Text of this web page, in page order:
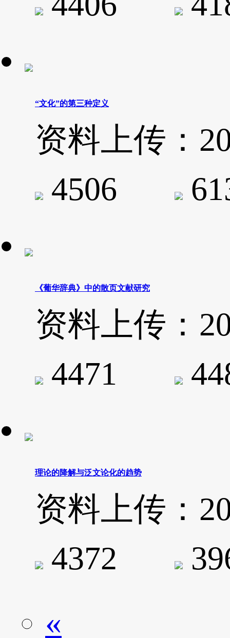
“文化”的第三种定义
资料上传：
4506
《葡华辞典》中的散页文献研究
资料上传：
4471
理论的降解与泛文论化的趋势
资料上传：
4372
«